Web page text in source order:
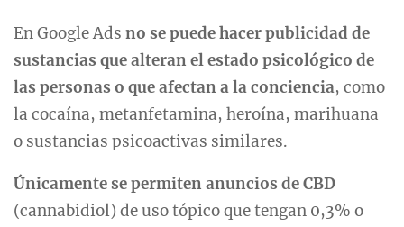
En Google Ads no se puede hacer publicidad de
sustancias que alteran el estado psicológico de
las personas o que afectan a la conciencia, como
la cocaína, metanfetamina, heroína, marihuana
o sustancias psicoactivas similares.
Únicamente se permiten anuncios de CBD
(cannabidiol) de uso tópico que tengan 0,3% o